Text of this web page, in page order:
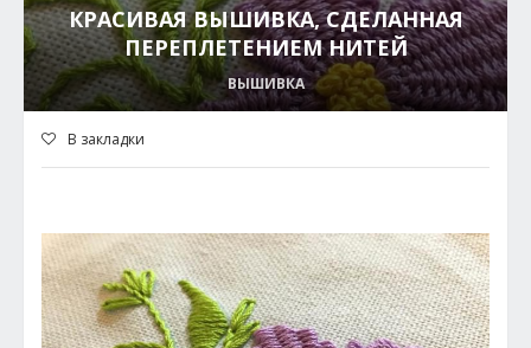
КРАСИВАЯ ВЫШИВКА, СДЕЛАННАЯ
ПЕРЕПЛЕТЕНИЕМ НИТЕЙ
ВЫШИВКА
В закладки